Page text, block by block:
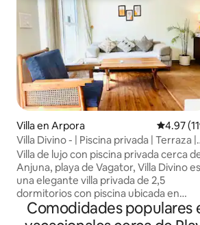
Villa en Arpora
4.97
Villa Divino - | Piscina privada | Terraza |
Wifi | Playa
Villa de lujo con piscina privada cerca
Anjuna, playa de Vagator, Villa Divino es
una elegante villa privada de 2,5
dormitorios con piscina ubicada en
Anjuna, enclavada en un exuberante y
tranquilo cinturón verde, pero a pocos
Comodidades populares